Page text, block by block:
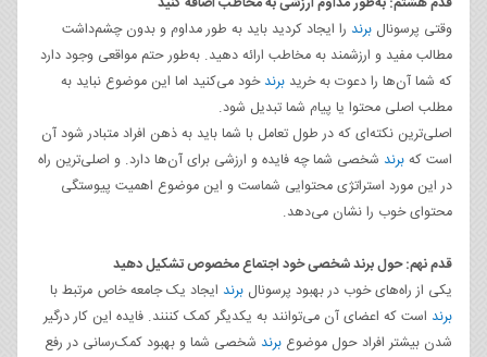
وقتی پرسونال برند را ایجاد کردید باید به طور مداوم و بدون چشم‌داشت
مطالب مفید و ارزشمند به مخاطب ارائه دهید. به‌طور حتم مواقعی وجود دارد
که شما آن‌ها را دعوت به خرید برندخود می‌کنید اما این موضوع نباید به
مطلب اصلی محتوا یا پیام شما تبدیل شود.
اصلی‌ترین نکته‌ای که در طول تعامل با شما باید به ذهن افراد متبادر شود آن
است کهبرند شخصی شما چه فایده و ارزشی برای آن‌ها دارد. و اصلی‌ترین راه
در این مورد استراتژی محتوایی شماست و این موضوع اهمیت پیوستگی
محتوای خوب را نشان می‌دهد.
قدم نهم: حول برند شخصی خود اجتماع مخصوص تشکیل دهید
یکی از راه‌های خوب در بهبود پرسونال برند ایجاد یک جامعه خاص مرتبط با
برند است که اعضای آن می‌توانند به یکدیگر کمک کننند. فایده این کار درگیر
شدن بیشتر افراد حول موضوع برند شخصی شما و بهبود کمک‌رسانی در رفع